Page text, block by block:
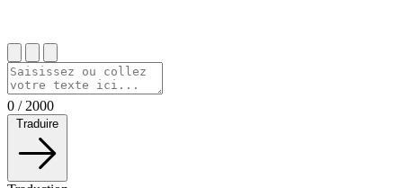
0 / 2000
Traduire